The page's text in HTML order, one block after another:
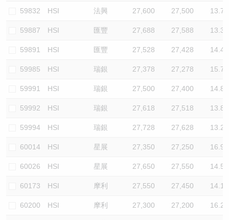
59832 HSI 法興 27,600 27,500 13.7
59887 HSI 匯豐 27,688 27,588 13.3
59891 HSI 匯豐 27,528 27,428 14.4
59985 HSI 瑞銀 27,378 27,278 15.7
59991 HSI 瑞銀 27,500 27,400 14.8
59992 HSI 瑞銀 27,618 27,518 13.8
59994 HSI 瑞銀 27,728 27,628 13.2
60014 HSI 星展 27,350 27,250 16.9
60026 HSI 星展 27,650 27,550 14.5
60173 HSI 摩利 27,550 27,450 14.1
60200 HSI 摩利 27,300 27,200 16.2